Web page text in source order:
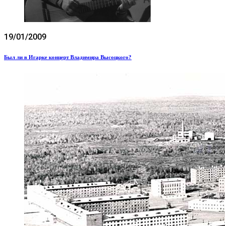
19/01/2009
Был ли в Игарке концерт Владимира Высоцкого?